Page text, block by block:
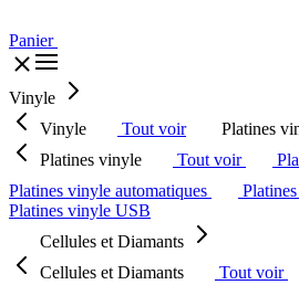
Panier
Vinyle
Vinyle
Tout voir
Platines
Platines vinyle
Tout voir
Platines vinyle automatiques
Platines vinyle USB
Cellules et Diamants
Cellules et Diamants
Tout voir